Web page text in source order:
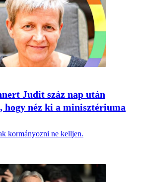
Judit száz nap után
hogy néz ki a minisztériuma
kormányozni ne kelljen.